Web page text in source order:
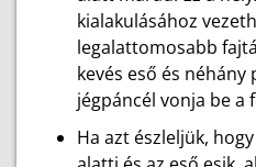
kialakulásához
legalattomosabb
kevés eső és
jégpáncél vonja be a
Ha azt észleljük,